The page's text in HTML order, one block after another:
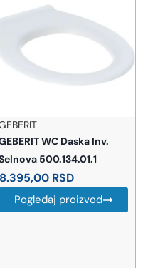
GEBERIT
Geberit Sestra tuš kada
100×90 bela
(550.253.00.2)
51.276,00 RSD